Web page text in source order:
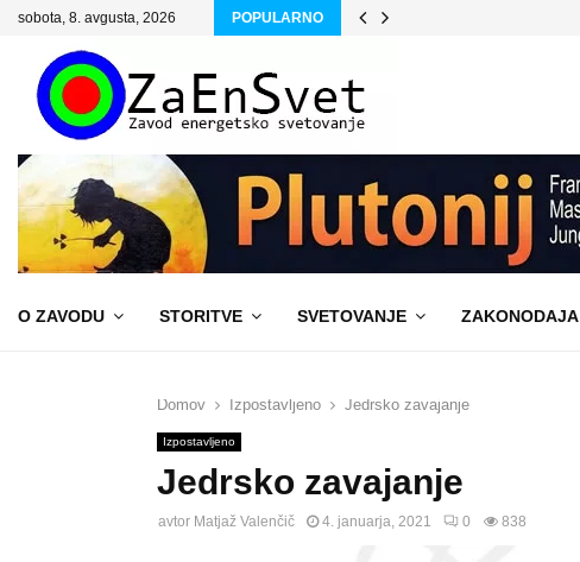
sobota, 8. avgusta, 2026 POPULARNO
O ZAVODU STORITVE SVETOVANJE ZAKONODAJA
Domov Izpostavljeno Jedrsko zavajanje
Izpostavljeno
Jedrsko zavajanje
avtor Matjaž Valenčič 4. januarja, 2021 0 838